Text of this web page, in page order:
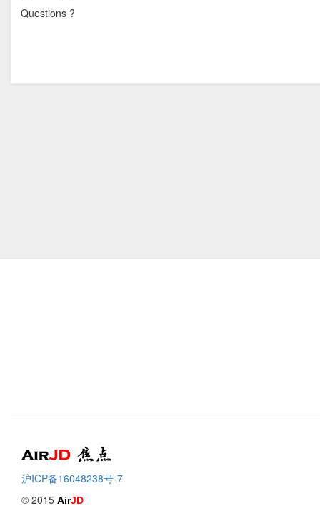
Questions ?
Air焦点
沪ICP备16048238号-7
© 2015 AirJD